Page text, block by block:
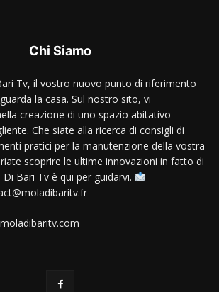
Chi Siamo
Tv, il vostro nuovo punto di riferimento
la casa. Sul nostro sito, vi
creazione di uno spazio abitativo
Che siate alla ricerca di consigli di
pratici per la manutenzione della vostra
scoprire le ultime innovazioni in fatto di
Bari Tv è qui per guidarvi.